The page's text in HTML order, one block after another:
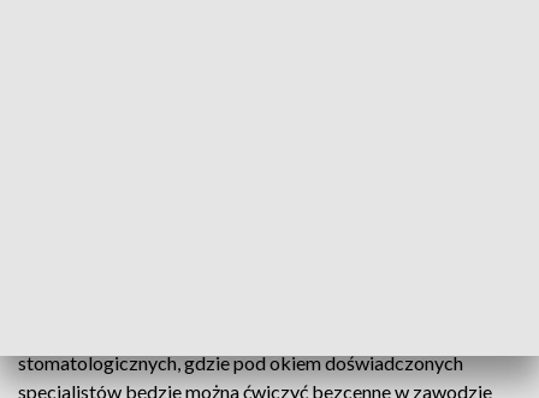
stomatologicznych, gdzie pod okiem doświadczonych
specjalistów będzie można ćwiczyć bezcenne w zawodzie